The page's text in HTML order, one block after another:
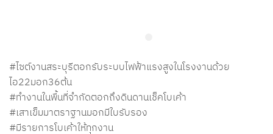
#ไซต์งานสระบุรีตอกรับระบบไฟฟ้าแรงสูงในโรงงานด้วย
ไอ22มอก36ต้น
#ทำงานในพื้นที่จำกัดตอกถึงดินดานเช็คโบเค้า
#เสาเข็มมาตราฐานมอกมีใบรับรอง
#มีรายการโบเค้าให้ทุกงาน